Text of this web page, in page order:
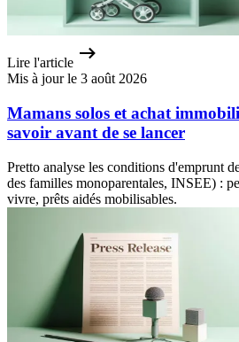
Lire l'article
Mis à jour le 3 août 2026
Mamans solos et achat
savoir avant de se lancer
Pretto analyse les conditions d'emprunt
des familles monoparentales, INSEE) :
vivre, prêts aidés mobilisables.